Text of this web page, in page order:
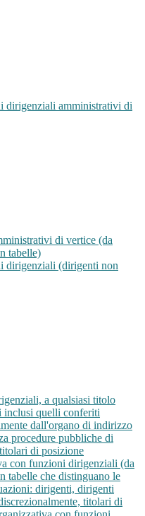
dirigenziali amministrativi di
di vertice (da
tabelle)
dirigenziali (dirigenti non
a qualsiasi titolo
inclusi quelli conferiti
dall'organo di indirizzo
procedure pubbliche di
di posizione
con funzioni dirigenziali (da
tabelle che distinguano le
dirigenti, dirigenti
titolari di